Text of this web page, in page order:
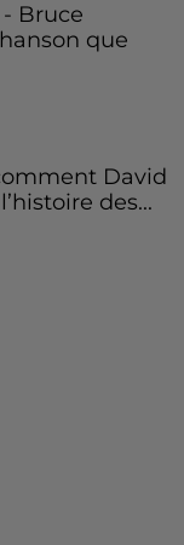
Bruce
que
David
des...